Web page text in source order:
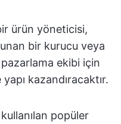
ürün yöneticisi,
bir kurucu veya
ekibi için
kazandıracaktır.
popüler